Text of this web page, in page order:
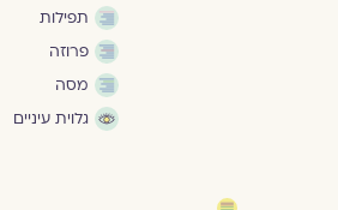
תפילות
פרוזה
מסה
גלוית עיניים